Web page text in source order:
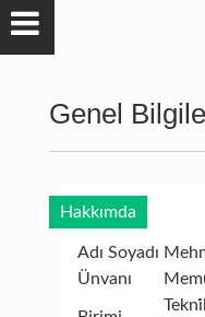
Genel
Hakkımda
Adı Soyadı
Ünvanı